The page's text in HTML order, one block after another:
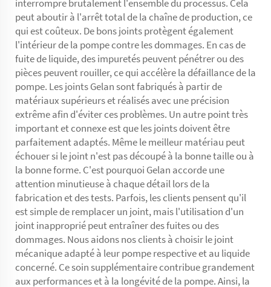
interrompre brutalement l'ensemble du processus. Cela
peut aboutir à l'arrêt total de la chaîne de production, ce
qui est coûteux. De bons joints protègent également
l'intérieur de la pompe contre les dommages. En cas de
fuite de liquide, des impuretés peuvent pénétrer ou des
pièces peuvent rouiller, ce qui accélère la défaillance de la
pompe. Les joints Gelan sont fabriqués à partir de
matériaux supérieurs et réalisés avec une précision
extrême afin d'éviter ces problèmes. Un autre point très
important et connexe est que les joints doivent être
parfaitement adaptés. Même le meilleur matériau peut
échouer si le joint n'est pas découpé à la bonne taille ou à
la bonne forme. C'est pourquoi Gelan accorde une
attention minutieuse à chaque détail lors de la
fabrication et des tests. Parfois, les clients pensent qu'il
est simple de remplacer un joint, mais l'utilisation d'un
joint inapproprié peut entraîner des fuites ou des
dommages. Nous aidons nos clients à choisir le joint
mécanique adapté à leur pompe respective et au liquide
concerné. Ce soin supplémentaire contribue grandement
aux performances et à la longévité de la pompe. Ainsi, la